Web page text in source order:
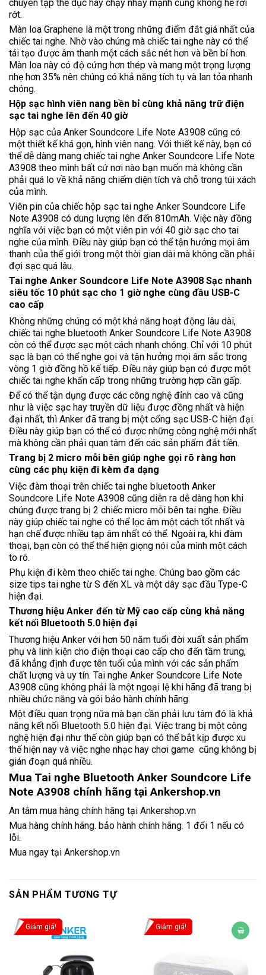
chuyên tập thể dục hay chạy nhảy mạnh cũng không hề rơi
rớt.
Màn loa Graphene là một trong những điểm đắt giá nhất của
chiếc tai nghe. Nhờ vào chúng mà chiếc tai nghe này có thể
tái tạo được âm thanh một cách sắc nét hơn và bền bỉ hơn.
Màn loa này có độ cứng hơn thép và mang một trọng lượng
nhẹ hơn 35% nên chúng có khả năng tích tụ và lan tỏa nhanh
chóng.
Hộp sạc hình viên nang bền bỉ cùng khả năng trữ điện
sạc tai nghe lên đến 40 giờ
Hộp sạc của Anker Soundcore Life Note A3908 cũng có
một thiết kế khá gọn, hình viên nang. Với thiết kế này, bạn có
thể dễ dàng mang chiếc tai nghe Anker Soundcore Life Note
A3908 theo mình bất cứ nơi nào bạn muốn mà không cần
phải quá lo về khả năng chiếm diện tích và chỗ trong túi xách
của mình.
Viên pin của chiếc hộp sạc tai nghe Anker Soundcore Life
Note A3908 có dung lượng lên đến 810mAh. Việc này đồng
nghĩa với việc bạn có một viên pin với 40 giờ sạc cho tai
nghe của mình. Điều này giúp bạn có thể tận hưởng mọi âm
thanh của thế giới trong một thời gian dài mà không cần phải
đợi sạc quá lâu.
Tai nghe Anker Soundcore Life Note A3908 Sạc nhanh
siêu tốc 10 phút sạc cho 1 giờ nghe cùng đầu USB-C
cao cấp
Không những chúng có một khả năng hoạt động lâu dài,
chiếc tai nghe bluetooth Anker Soundcore Life Note A3908
còn có thể được sạc một cách nhanh chóng. Chỉ với 10 phút
sạc là bạn có thể nghe gọi và tận hưởng mọi âm sắc trong
vòng 1 giờ đồng hồ kế tiếp. Điều này giúp bạn có được một
chiếc tai nghe khẩn cấp trong những trường hợp cần gấp.
Để có thể tận dụng được các công nghệ đỉnh cao và cũng
như là việc sạc hay truyền dữ liệu được đồng nhất và hiện
đại nhất, thì Anker đã trang bị một cổng sạc USB-C hiện đại.
Điều này giúp bạn có thể có được những công nghệ mới nhất
mà không cần phải quan tâm đến các sản phẩm đắt tiền.
Trang bị 2 micro mỗi bên giúp nghe gọi rõ ràng hơn
cùng các phụ kiện đi kèm đa dạng
Việc đàm thoại trên chiếc tai nghe bluetooth Anker
Soundcore Life Note A3908 cũng diễn ra dễ dàng hơn khi
chúng được trang bị 2 chiếc micro mỗi bên tai nghe. Điều
này giúp chiếc tai nghe có thể lọc âm một cách tốt nhất và
hạn chế được nhiều tạp âm nhất có thể. Ngoài ra, khi đàm
thoại, bạn còn có thể thể hiện giọng nói của mình một cách
to rõ.
Phụ kiện đi kèm theo chiếc tai nghe. Chúng bao gồm các
size tips tai nghe từ S đến XL và một dây sạc đầu Type-C
hiện đại.
Thương hiệu Anker đến từ Mỹ cao cấp cùng khả năng
kết nối Bluetooth 5.0 hiện đại
Thương hiệu Anker với hơn 50 năm tuổi đời xuất sản phẩm
phụ và linh kiện cho điện thoại cao cấp cho đến tầm trung,
đã khẳng định được tên tuổi của mình với các sản phẩm
chất lượng và uy tín. Tai nghe Anker Soundcore Life Note
A3908 cũng không phải là một ngoại lệ khi hãng đã trang bị
nhiều chức năng và gói bảo hành chính hãng.
Một điều quan trọng nữa mà bạn cần phải lưu tâm đó là khả
năng kết nối Bluetooth 5.0 hiện đại. Việc trang bị một công
nghệ hiện đại như thế còn giúp bạn có thể bắt kịp được xu
thế hiện nay và việc nghe nhạc hay chơi game cũng không bị
gián đoạn quá nhiều.
Mua Tai nghe Bluetooth Anker Soundcore Life
Note A3908 chính hãng tạiAnkershop.vn
An tâm mua hàng chính hãng tại Ankershop.vn
Mua hàng chính hãng. bảo hành chính hãng. 1 đổi 1 nếu có
lỗi.
Mua ngay tại Ankershop.vn
SẢN PHẨM TƯƠNG TỰ
Giảm giá! Giảm giá!